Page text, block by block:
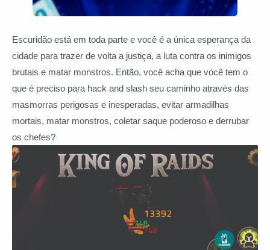
Escuridão está em toda parte e você é a única esperança da
cidade para trazer de volta a justiça, a luta contra os inimigos
brutais e matar monstros. Então, você acha que você tem o
que é preciso para hack and slash seu caminho através das
masmorras perigosas e inesperadas, evitar armadilhas
mortais, matar monstros, coletar saque poderoso e derrubar
os chefes?